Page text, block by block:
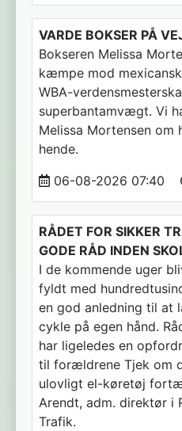
VARDE BOKSER PÅ
Bokseren Melissa
kæmpe mod
WBA-
superbantamvægt. Vi
Melissa Mortensen
hende.
06-08-2026 07:40
RÅDET FOR SIKKER
GODE RÅD INDEN
I de kommende uger
fyldt med
en god anledning til at
cykle på egen hånd.
har ligeledes en
til forældrene Tjek om
ulovligt el-køretøj
Arendt, adm. direktør i
Trafik.